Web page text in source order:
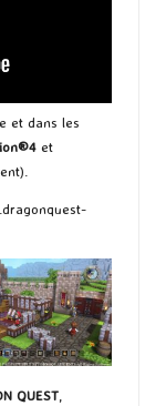
et dans les
et
QUEST,